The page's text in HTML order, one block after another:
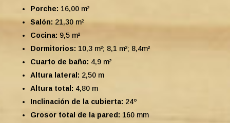
Porche: 16,00 m²
Salón:21,30 m²
Cocina: 9,5 m²
Dormitorios: 10,3 m²; 8,1 m²; 8,4m²
Cuarto de baño: 4,9 m²
Altura lateral: 2,50 m
Altura total: 4,80 m
Inclinación de la cubierta: 24º
Grosor total de la pared: 160 mm